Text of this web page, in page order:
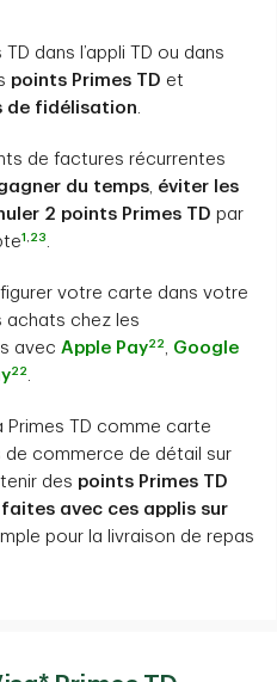
dans l’appli TD ou dans
points Primes TD et
de fidélisation.
de factures récurrentes
du temps, éviter les
2 points Primes TD par
1 , 23 .
votre carte dans votre
achats chez les
avec Apple Pay22 , Google
22 .
Primes TD comme carte
de commerce de détail sur
des points Primes TD
avec ces applis sur
pour la livraison de repas